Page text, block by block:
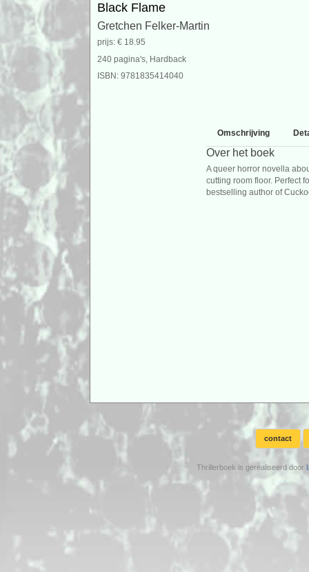
Black Flame
Gretchen Felker-Martin
prijs: € 18.95
240 pagina's, Hardback
ISBN: 9781835414040
Omschrijving
Over het boek
A queer horror novella
cutting room floor. Perfect
bestselling author of
contact
Thrillerboek is gerealiseerd door